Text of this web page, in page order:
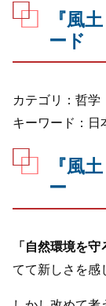
『風
ード
カテゴリ：哲学
キーワード：日
『風
ー
「自然環境を守
てて新しさを感